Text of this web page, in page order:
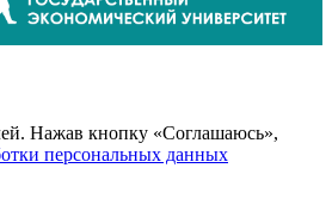
Нажав кнопку «Соглашаюсь»,
персональных данных